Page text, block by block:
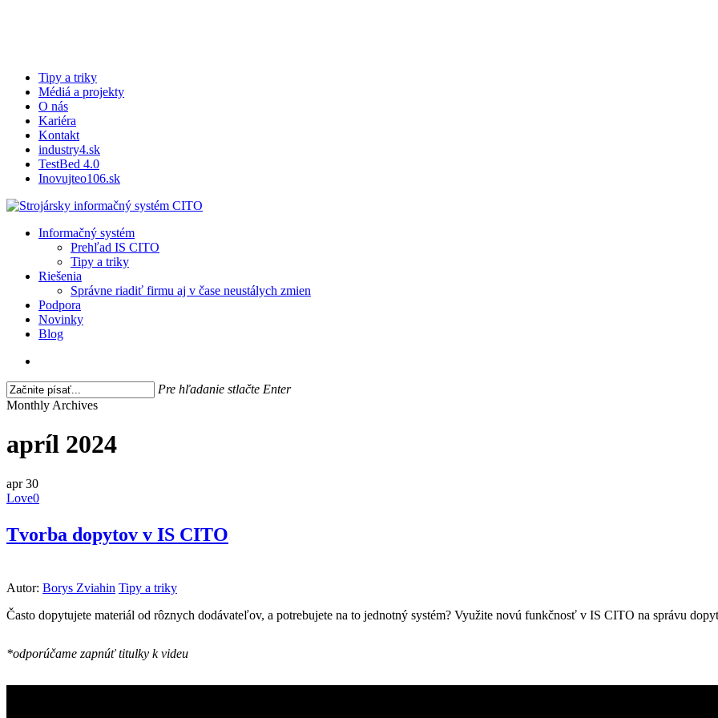
Tipy a triky
Médiá a projekty
O nás
Kariéra
Kontakt
industry4.sk
TestBed 4.0
Inovujteo106.sk
search
Menu
Informačný systém
Prehľad IS CITO
Tipy a triky
Riešenia
Správne riadiť firmu aj v čase neustálych zmien
Podpora
Novinky
Blog
Pre hľadanie stlačte Enter
Close
Monthly Archives
apríl 2024
apr 30
Love0
Tvorba dopytov v IS CITO
Autor: Borys Zviahin Tipy a triky
Často dopytujete materiál od rôznych dodávateľov, a potrebujete na to jednotný systém? Využite novú funkčnosť v IS CITO na správu
*odporúčame zapnúť titulky k videu